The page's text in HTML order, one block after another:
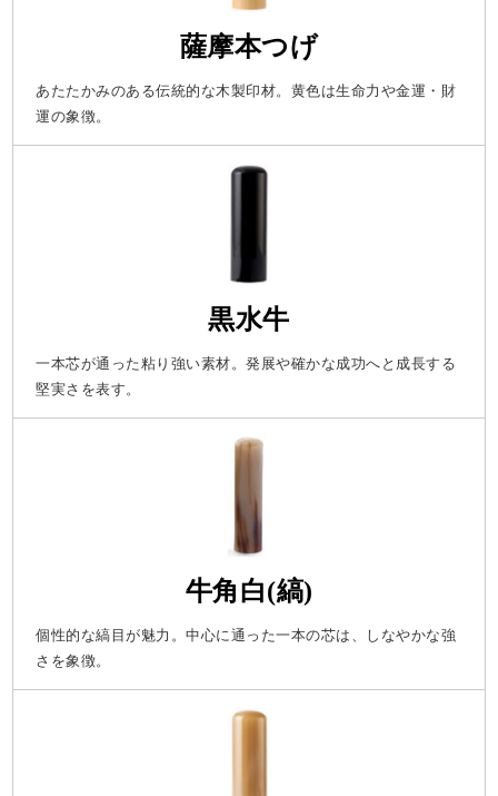
薩摩本つげ
あたたかみのある伝統的な木製印材。黄色は生命力や金運・財
運の象徴。
黒水牛
一本芯が通った粘り強い素材。発展や確かな成功へと成長する
堅実さを表す。
牛角白(縞)
個性的な縞目が魅力。中心に通った一本の芯は、しなやかな強
さを象徴。